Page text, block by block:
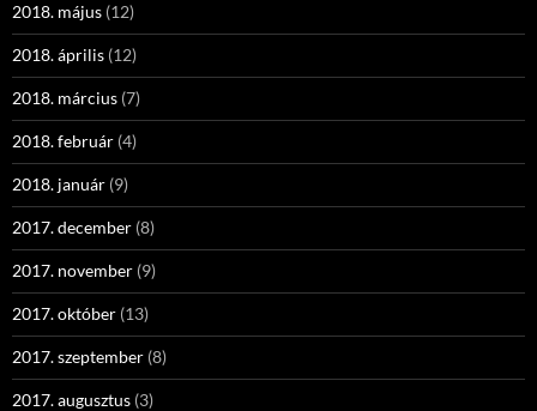
2018. május (12)
2018. április (12)
2018. március (7)
2018. február (4)
2018. január (9)
2017. december (8)
2017. november (9)
2017. október (13)
2017. szeptember (8)
2017. augusztus (3)